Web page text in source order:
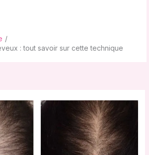
: tout savoir sur cette technique